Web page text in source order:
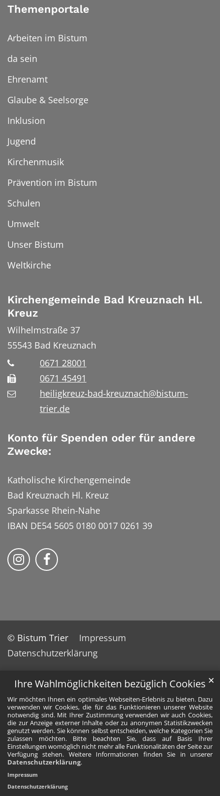
Ihre Wahlmöglichkeiten bezüglich Cookies
Wir möchten Ihnen ein optimales Webseiten-Erlebnis zu bieten. Dazu
verwenden wir Cookies, die für das Funktionieren unserer Website
notwendig sind. Mit Ihrer Zustimmung verwenden wir auch Cookies,
die zur Anzeige externer Inhalte oder zu anonymen Statistikzwecken
genutzt werden. Sie können selbst entscheiden, welche Kategorien Sie
zulassen möchten. Bitte beachten Sie, dass auf Basis Ihrer
Einstellungen womöglich nicht mehr alle Funktionalitäten der Seite zur
Verfügung stehen. Weitere Informationen finden Sie in unserer
Datenschutzerklärung.
✕
Impressum
Datenschutzerklärung
Themenportale
Arbeiten im Bistum
da sein
Ehrenamt
Glaube & Seelsorge
Inklusion
Jugend
Kirchenmusik
Prävention im Bistum
Schulen
Umwelt
Unser Bistum
Weltkirche
Kirchengemeinde Bad Kreuznach Hl.
Kreuz
Wilhelmstraße 37
55543 Bad Kreuznach
0671 28001
0671 45491
heiligkreuz-bad-kreuznach@bistum-
trier.de
Konto für Spenden oder für andere
Zwecke:
Katholische Kirchengemeinde
Bad Kreuznach Hl. Kreuz
Sparkasse Rhein-Nahe
IBAN DE54 5605 0180 0017 0261 39
Bistum Trier auf Instragram
Bistum Trier auf Facebook
© Bistum Trier
Impressum
Datenschutzerklärung